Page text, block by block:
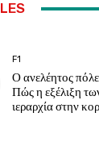
F1
Ο ανελέητος
Πώς η εξέλιξη
ιεραρχία στην